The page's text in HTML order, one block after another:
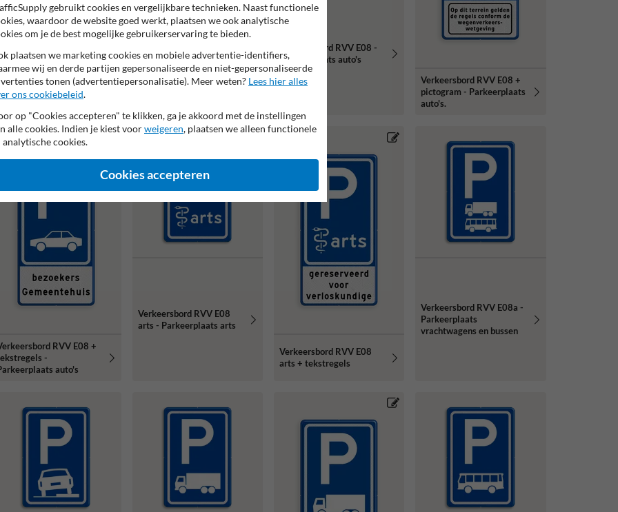
Verkeersbord RVV E07b -
en lossen
Verkeersbord RVV E07c -
Parkeergelegenheid
Laden en lossen
Verkeersbord RVV E08 -
Parkeerplaats auto's
Verkeersbord RVV E08 +
pictogram - Parkeerplaats
auto's.
RVV E08 +
-
auto's
Verkeersbord RVV E08
arts - Parkeerplaats arts
Verkeersbord RVV E08
arts + tekstregels
Verkeersbord RVV E08a -
Parkeerplaats
vrachtwagens en bussen
gebruikt cookies en vergelijkbare technieken. Naast functionele
waardoor de website goed werkt, plaatsen we ook analytische
om je de best mogelijke gebruikerservaring te bieden.
plaatsen we marketing cookies en mobiele advertentie-identifiers,
wij en derde partijen gepersonaliseerde en niet-gepersonaliseerde
tonen (advertentiepersonalisatie). Meer weten? Lees hier alles
ons cookiebeleid.
op "Cookies accepteren" te klikken, ga je akkoord met de instellingen
alle cookies. Indien je kiest voorweigeren, plaatsen we alleen functionele
analytische cookies.
Cookies accepteren